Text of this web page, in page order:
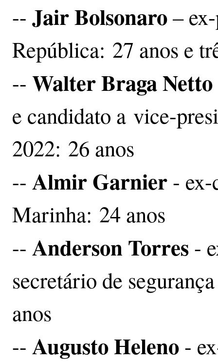
-- Jair Bolsonaro– ex-
República: 27 anos e
-- Walter Braga Netto
e candidato a vice-
2022: 26 anos
-- Almir Garnier- ex-
Marinha: 24 anos
-- Anderson Torres-
secretário de
anos
-- Augusto Heleno-